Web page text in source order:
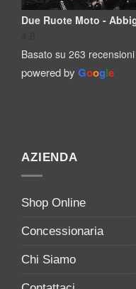
Due Ruote Moto -
Basato su 263 recensioni
powered by Google
AZIENDA
Shop Online
Concessionaria
Chi Siamo